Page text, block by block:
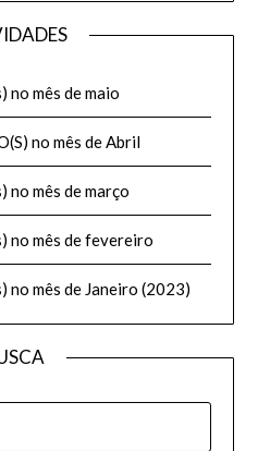
no mês de maio
no mês de Abril
no mês de março
no mês de fevereiro
no mês de Janeiro (2023)